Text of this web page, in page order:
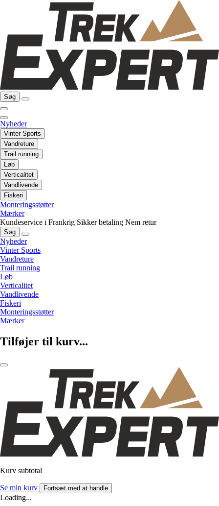
Søg
Nyheder
Vinter Sports
Vandreture
Trail running
Løb
Verticalitet
Vandlivende
Fiskeri
Monteringsstøtter
Mærker
Kundeservice i Frankrig Sikker betaling Nem retur
Søg
Nyheder
Vinter Sports
Vandreture
Trail running
Løb
Verticalitet
Vandlivende
Fiskeri
Monteringsstøtter
Mærker
Tilføjer til kurv...
Kurv subtotal
Se min kurv Fortsæt med at handle
Loading...